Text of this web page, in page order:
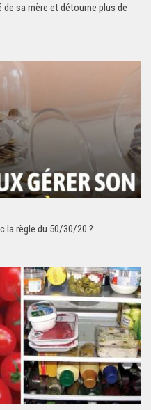
de sa mère et détourne plus de
la règle du 50/30/20 ?